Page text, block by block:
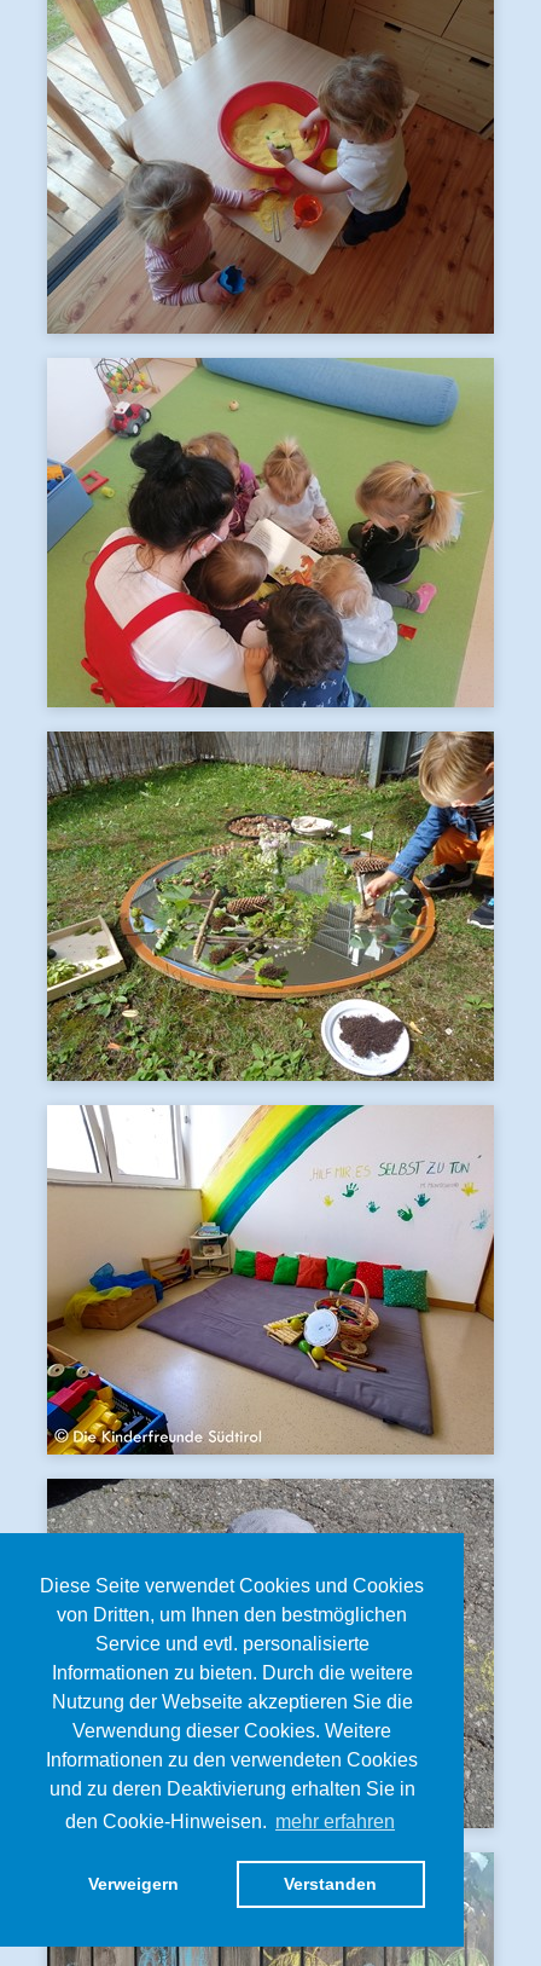
Diese Seite verwendet Cookies und Cookies
von Dritten, um Ihnen den bestmöglichen
Service und evtl. personalisierte
Informationen zu bieten. Durch die weitere
Nutzung der Webseite akzeptieren Sie die
Verwendung dieser Cookies. Weitere
Informationen zu den verwendeten Cookies
und zu deren Deaktivierung erhalten Sie in
den Cookie-Hinweisen. mehr erfahren
Verweigern Verstanden